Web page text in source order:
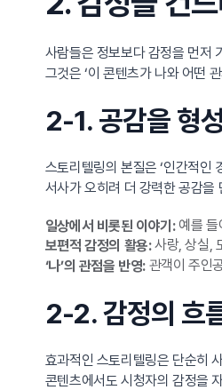
사람들은 정보보다 감정을 먼저
그것은 ‘이 콘텐츠가 나와 어떤
2-1. 공감을 형
스토리텔링의 본질은 ‘인간적인
서사가 오히려 더 강력한 공감을
일상에서 비롯된 이야기:예를 들
보편적 감정의 활용:사랑, 상실,
‘나’의 관점을 반영:관객이 주인
2-2. 감정의 흐
효과적인 스토리텔링은 단순히
콘텐츠에서도 시청자의 감정을